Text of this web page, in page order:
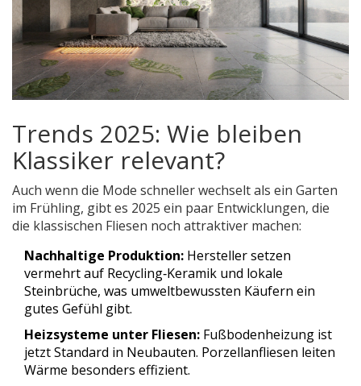
Trends 2025: Wie bleiben
Klassiker relevant?
Auch wenn die Mode schneller wechselt als ein Garten
im Frühling, gibt es 2025 ein paar Entwicklungen, die
die klassischen Fliesen noch attraktiver machen:
Nachhaltige Produktion: Hersteller setzen
vermehrt auf Recycling‑Keramik und lokale
Steinbrüche, was umweltbewussten Käufern ein
gutes Gefühl gibt.
Heizsysteme unter Fliesen: Fußbodenheizung ist
jetzt Standard in Neubauten. Porzellanfliesen leiten
Wärme besonders effizient.